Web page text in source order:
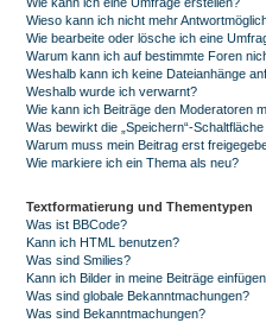
Wieso kann ich nicht mehr
Wie bearbeite oder lösche ich eine
Warum kann ich auf bestimmte Foren
Weshalb kann ich keine Dateianhänge
Weshalb wurde ich verwarnt?
Wie kann ich Beiträge den Moderatoren
Was bewirkt die „Speichern“-
Warum muss mein Beitrag erst
Wie markiere ich ein Thema als neu?
Textformatierung und Thementypen
Was ist BBCode?
Kann ich HTML benutzen?
Was sind Smilies?
Kann ich Bilder in meine Beiträge
Was sind globale Bekanntmachungen?
Was sind Bekanntmachungen?